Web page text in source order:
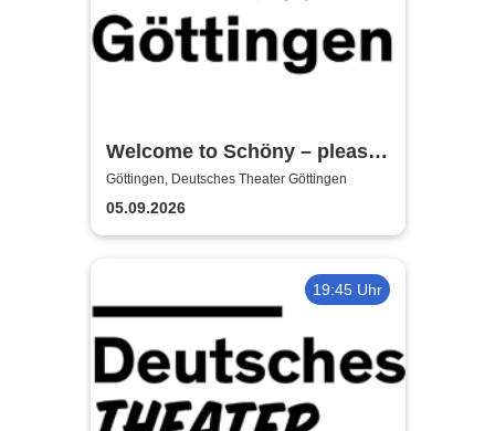
Welcome to Schöny – please
get the fuck out!
Göttingen, Deutsches Theater Göttingen
05.09.2026
19:45 Uhr